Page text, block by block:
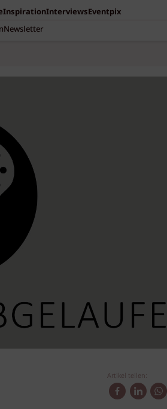
InspirationInterviewsEventpix
Newsletter
Artikel teilen: